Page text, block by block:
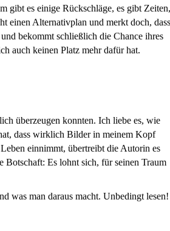
gibt es einige Rückschläge, es gibt Zeiten,
einen Alternativplan und merkt doch, dass
bekommt schließlich die Chance ihres
auch keinen Platz mehr dafür hat.
überzeugen konnten. Ich liebe es, wie
dass wirklich Bilder in meinem Kopf
einnimmt, übertreibt die Autorin es
Botschaft: Es lohnt sich, für seinen Traum
was man daraus macht. Unbedingt